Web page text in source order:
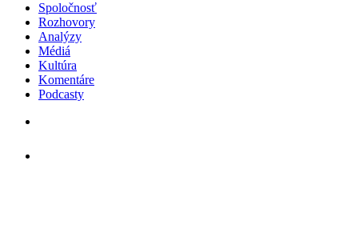
Spoločnosť
Rozhovory
Analýzy
Médiá
Kultúra
Komentáre
Podcasty